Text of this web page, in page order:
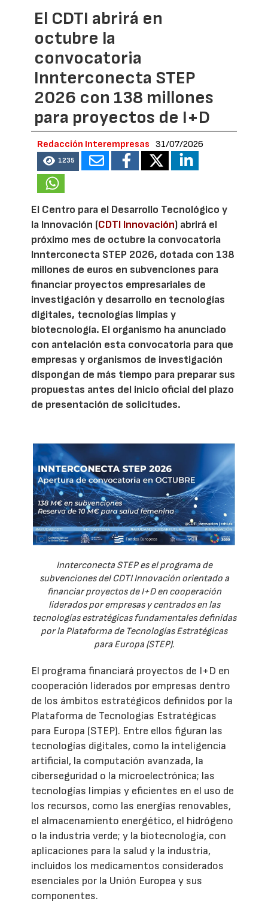
El CDTI abrirá en
octubre la
convocatoria
Innterconecta STEP
2026 con 138 millones
para proyectos de I+D
Redacción Interempresas 31/07/2026
1235
El Centro para el Desarrollo Tecnológico y
la Innovación (CDTI Innovación) abrirá el
próximo mes de octubre la convocatoria
Innterconecta STEP 2026, dotada con 138
millones de euros en subvenciones para
financiar proyectos empresariales de
investigación y desarrollo en tecnologías
digitales, tecnologías limpias y
biotecnología. El organismo ha anunciado
con antelación esta convocatoria para que
empresas y organismos de investigación
dispongan de más tiempo para preparar sus
propuestas antes del inicio oficial del plazo
de presentación de solicitudes.
Innterconecta STEP es el programa de
subvenciones del CDTI Innovación orientado a
financiar proyectos de I+D en cooperación
liderados por empresas y centrados en las
tecnologías estratégicas fundamentales definidas
por la Plataforma de Tecnologías Estratégicas
para Europa (STEP).
El programa financiará proyectos de I+D en
cooperación liderados por empresas dentro
de los ámbitos estratégicos definidos por la
Plataforma de Tecnologías Estratégicas
para Europa (STEP). Entre ellos figuran las
tecnologías digitales, como la inteligencia
artificial, la computación avanzada, la
ciberseguridad o la microelectrónica; las
tecnologías limpias y eficientes en el uso de
los recursos, como las energías renovables,
el almacenamiento energético, el hidrógeno
o la industria verde; y la biotecnología, con
aplicaciones para la salud y la industria,
incluidos los medicamentos considerados
esenciales por la Unión Europea y sus
componentes.